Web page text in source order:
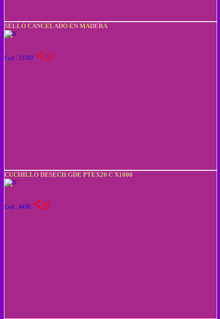
SELLO CANCELADO EN MADERA
Cod : 33707 share
CUCHILLO DESECH GDE PTEX20 C X1000
Cod : 4430 share